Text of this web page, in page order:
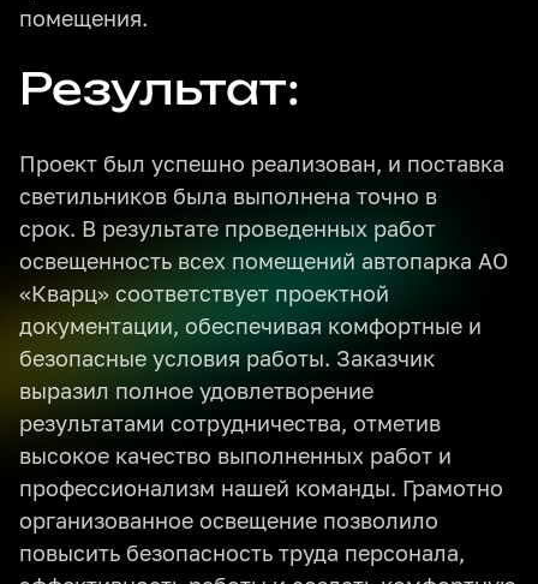
помещения.
Результат:
Проект был успешно реализован, и поставка
светильников была выполнена точно в
срок. В результате проведенных работ
освещенность всех помещений автопарка АО
«Кварц» соответствует проектной
документации, обеспечивая комфортные и
безопасные условия работы. Заказчик
выразил полное удовлетворение
результатами сотрудничества, отметив
высокое качество выполненных работ и
профессионализм нашей команды. Грамотно
организованное освещение позволило
повысить безопасность труда персонала,